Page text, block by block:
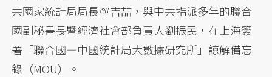
共國家統計局局長寧吉喆，與中共指派多年的聯合
國副秘書長暨經濟社會部負責人劉振民，在上海簽
署「聯合國—中國統計局大數據研究所」諒解備忘
錄（MOU）。